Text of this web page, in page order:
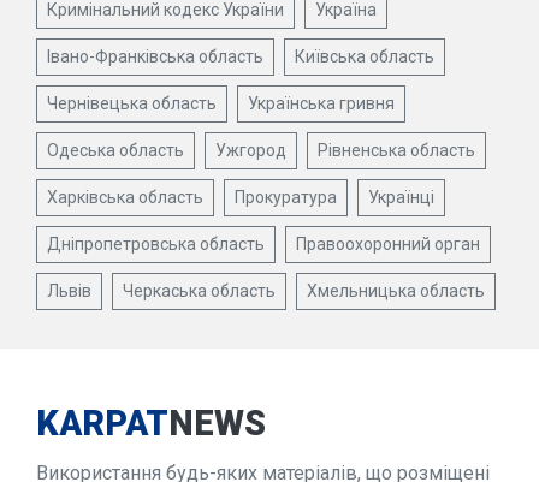
Кримінальний кодекс України Україна
Івано-Франківська область Київська область
Чернівецька область Українська гривня
Одеська область Ужгород Рівненська область
Харківська область Прокуратура Українці
Дніпропетровська область Правоохоронний орган
Львів Черкаська область Хмельницька область
KARPATNEWS
Використання будь-яких матеріалів, що розміщені